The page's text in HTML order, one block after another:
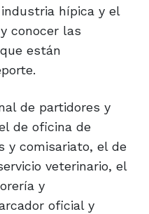
hípica y el
conocer las
están
de partidores y
de oficina de
y comisariato, el de
veterinario, el
y
oficial y